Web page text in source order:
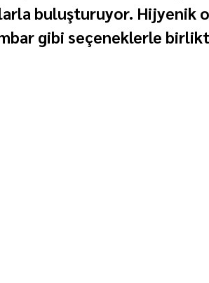
buluşturuyor. Hijyenik
gibi seçeneklerle